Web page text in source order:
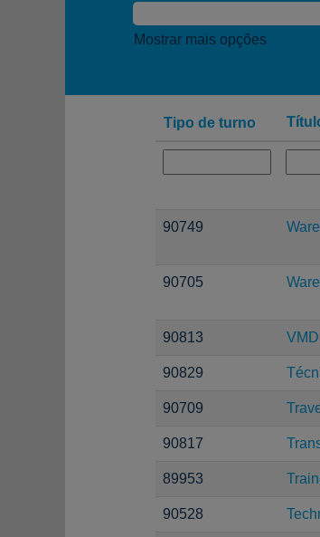
Mostrar mais opções
Tipo de turno
90749
90705
90813
90829
90709
90817
89953
90528